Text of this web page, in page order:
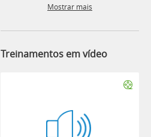
Mostrar mais
Treinamentos em vídeo